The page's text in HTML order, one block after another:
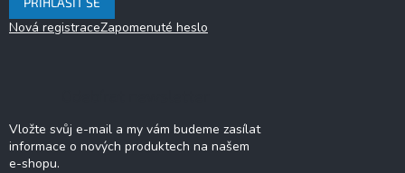
Nová registraceZapomenuté heslo
Vložte svůj e-mail a my vám budeme zasílat
informace o nových produktech na našem
e-shopu.